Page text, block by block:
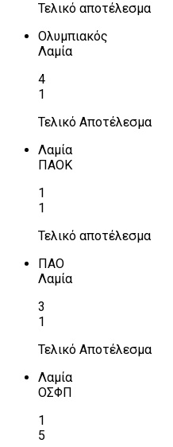
Τελικό αποτέλεσμα
Ολυμπιακός
Λαμία
4
1
Τελικό Αποτέλεσμα
Λαμία
ΠΑΟΚ
1
1
Τελικό αποτέλεσμα
ΠΑΟ
Λαμία
3
1
Τελικό Αποτέλεσμα
Λαμία
ΟΣΦΠ
1
5